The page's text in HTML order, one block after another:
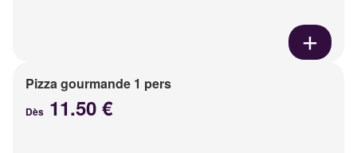
Pizza gourmande 1 pers
Dès 11.50 €